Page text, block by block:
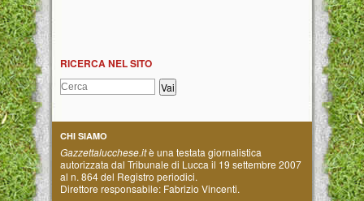
RICERCA NEL SITO
CHI SIAMO
Gazzettalucchese.itè una testata giornalistica
autorizzata dal Tribunale di Lucca il 19 settembre 2007
al n. 864 del Registro periodici.
Direttore responsabile: Fabrizio Vincenti.